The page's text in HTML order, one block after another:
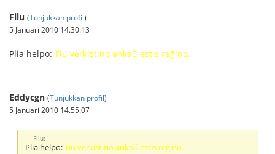
Filu (Tunjukkan profil)
5 Januari 2010 14.30.13
Plia helpo: Tiu verkistino ankaŭ estis reĝino.
Eddycgn (Tunjukkan profil)
5 Januari 2010 14.55.07
Filu:
Plia helpo:Tiu verkistino ankaŭ estis reĝino.